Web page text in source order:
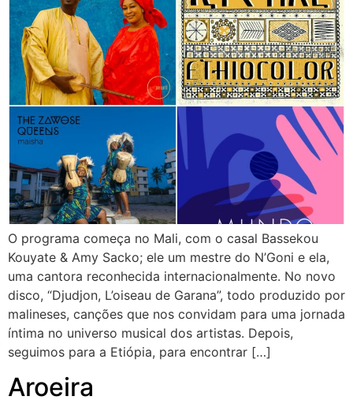
O programa começa no Mali, com o casal Bassekou
Kouyate & Amy Sacko; ele um mestre do N’Goni e ela,
uma cantora reconhecida internacionalmente. No novo
disco, “Djudjon, L’oiseau de Garana”, todo produzido por
malineses, canções que nos convidam para uma jornada
íntima no universo musical dos artistas. Depois,
seguimos para a Etiópia, para encontrar […]
Aroeira